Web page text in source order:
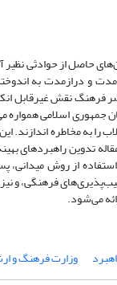
حاصل از حوادثی
و دراز‌مدت به
نقش غیرقابل
اسلامی همواره
را به مخاطره
تدوین راهبردهای
از روش میدانی،
فرهنگی،
می‌شود.
وزارت فرهنگ و